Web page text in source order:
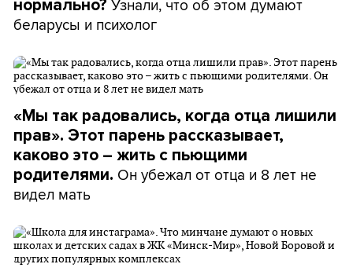
нормально? Узнали, что об этом думают
беларусы и психолог
«Мы так радовались, когда отца лишили
прав». Этот парень рассказывает,
каково это – жить с пьющими
родителями. Он убежал от отца и 8 лет не
видел мать